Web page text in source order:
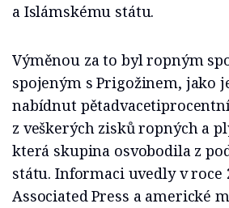
a Islámskému státu.
Výměnou za to byl ropným
spojeným s Prigožinem, jako
nabídnut
z veškerých zisků ropných a
která skupina osvobodila z
státu. Informaci uvedly v roce
Associated Press a americké